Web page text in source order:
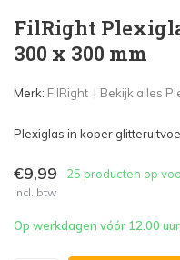
FilRight
300 x 300 mm
Merk: FilRight Bekijk alles
Plexiglas in koper
€9,99 25 producten op
Incl. btw
Op werkdagen vóór 12.00